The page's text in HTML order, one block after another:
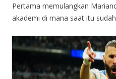
Pertama memulangkan
akademi di mana saat itu